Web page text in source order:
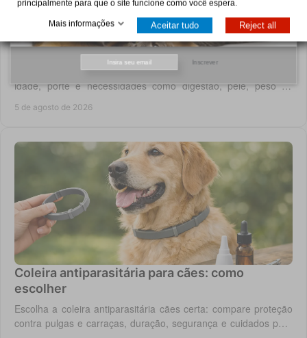
Inscrever
Pro Plan: como escolher a alimentação certa
Saiba como escolher Pro Plan para cães e gatos conforme
idade, porte e necessidades como digestão, pele, peso ou
5 de agosto de 2026
Coleira antiparasitária para cães: como
escolher
Escolha a coleira antiparasitária cães certa: compare proteção
contra pulgas e carraças, duração, segurança e cuidados para
principalmente para que o site funcione como você espera.
Mais informações Aceitar tudo Reject all